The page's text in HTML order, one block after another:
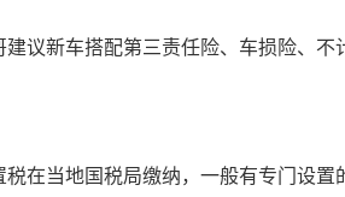
议新车搭配第三责任险、车损险、
在当地国税局缴纳，一般有专门设